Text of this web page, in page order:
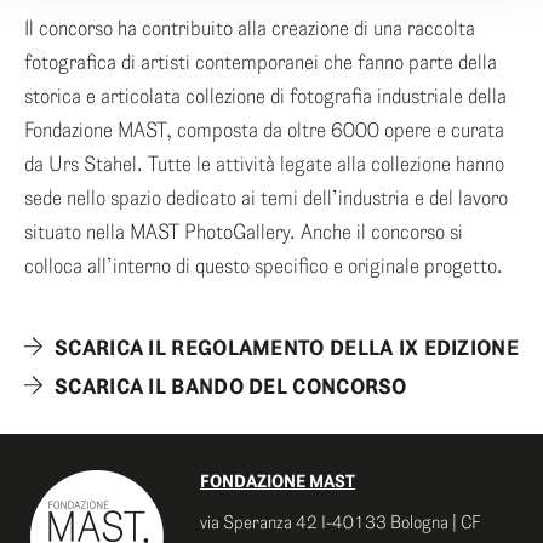
Il concorso ha contribuito alla creazione di una raccolta
fotografica di artisti contemporanei che fanno parte della
storica e articolata collezione di fotografia industriale della
Fondazione MAST, composta da oltre 6000 opere e curata
da Urs Stahel. Tutte le attività legate alla collezione hanno
sede nello spazio dedicato ai temi dell’industria e del lavoro
situato nella MAST PhotoGallery. Anche il concorso si
colloca all’interno di questo specifico e originale progetto.
SCARICA IL REGOLAMENTO DELLA IX EDIZIONE
SCARICA IL BANDO DEL CONCORSO
FONDAZIONE MAST
via Speranza 42 I-40133 Bologna | CF